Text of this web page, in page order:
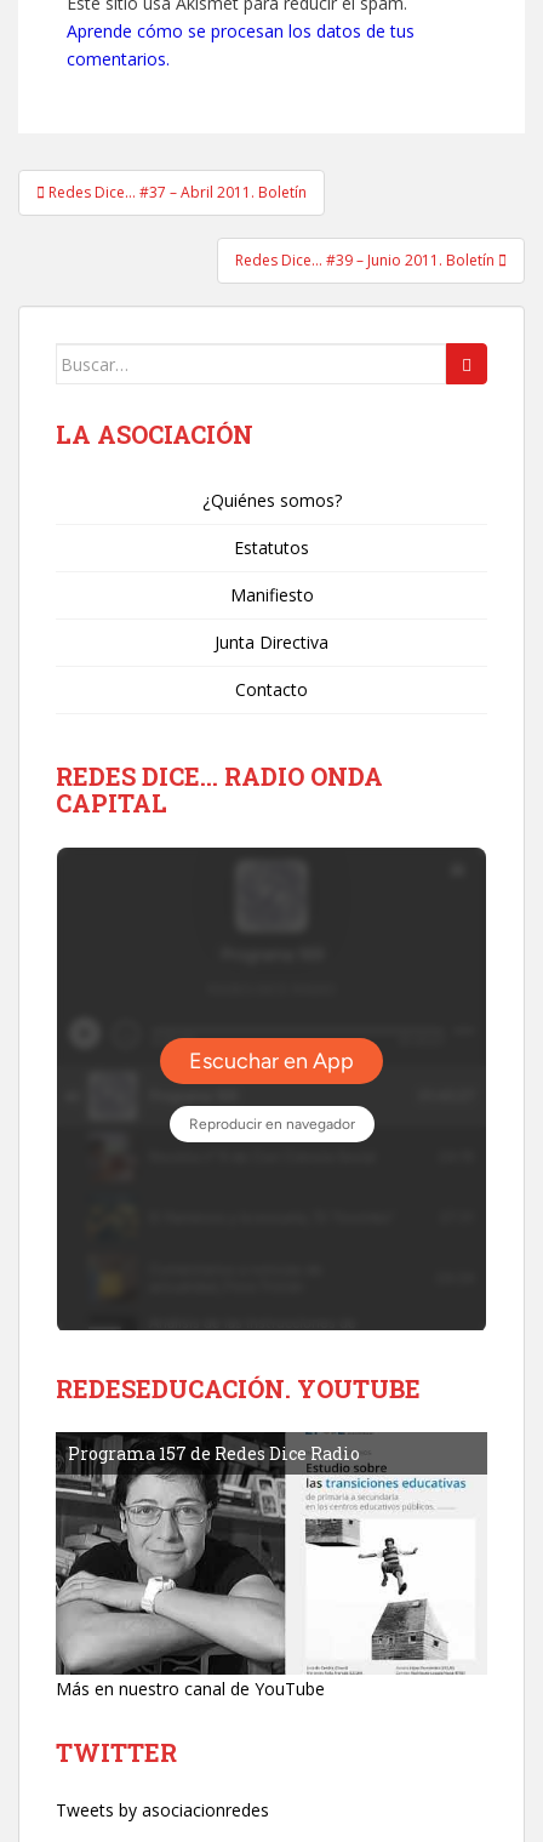
Aprende cómo se procesan los datos de tus
comentarios.
Navegación
de
Redes Dice… #37 – Abril 2011. Boletín
Redes Dice… #39 – Junio 2011. Boletín
Buscar:
LA ASOCIACIÓN
¿Quiénes somos?
Estatutos
Manifiesto
Junta Directiva
Contacto
REDES DICE… RADIO ONDA
CAPITAL
REDESEDUCACIÓN. YOUTUBE
Programa 157 de Redes Dice Radio
Más en nuestro canal de YouTube
TWITTER
Tweets by asociacionredes